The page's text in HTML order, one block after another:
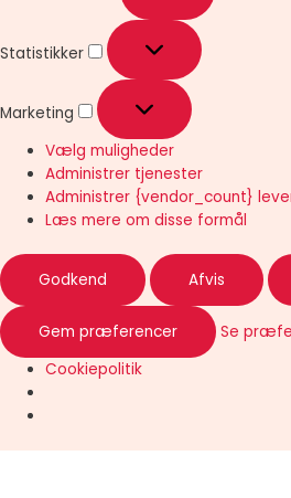
Statistikker
Marketing
Vælg muligheder
Administrer tjenester
Administrer {vendor_count}
Læs mere om disse formål
Godkend Afvis
Gem præferencer
Se
Cookiepolitik